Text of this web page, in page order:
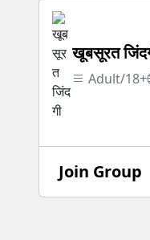
खूबसूरत
Adult/18+
Join Group